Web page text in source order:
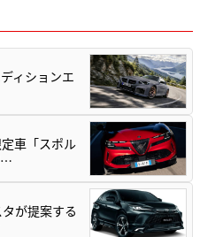
ィションエ
車「スポル
…
が提案する